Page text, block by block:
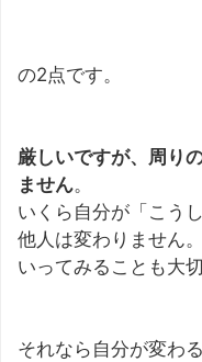
の2点です。
厳しいですが、周り
ません。
いくら自分が「こう
他人は変わりません。
いってみることも大切
それなら自分が変わ